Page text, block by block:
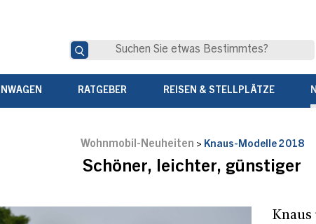
RATGEBER REISEN & STELLPLÄTZE
Wohnmobil-Neuheiten > Knaus-Modelle 2018
Schöner, leichter, günstiger
Knaus